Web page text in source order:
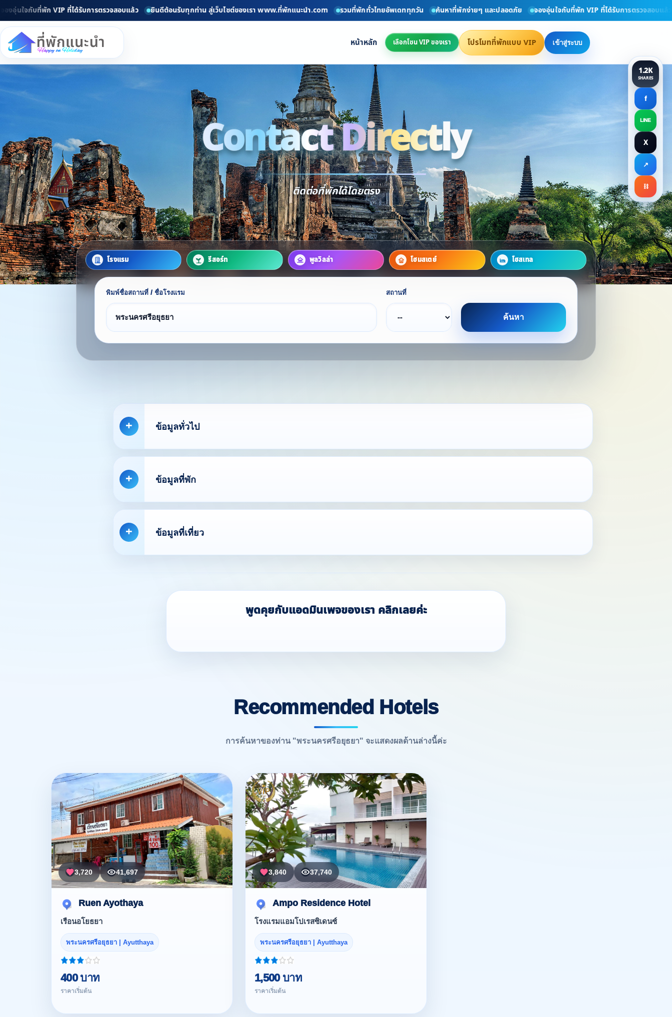
จกับที่พัก VIP ที่ได้รับการตรวจสอบแล้ว ยินดีต้อนรับทุกท่าน สู่เว็บไซต์ของเรา www.ที่พักแนะนำ.com รวมที่พักทั่วไทยอัพเดททุกวัน ค้นหาที่พักง่ายๆ และปลอดภัย จองอุ่นใจกับที่พัก VIP ที่ได้รับการตรวจสอบแล้ว ยิ
หน้าหลัก เลือกโซน VIP ของเรา โปรโมทที่พักแบบ VIP เข้าสู่ระบบ
Contact Directly
Contact Directly
ติดต่อที่พักได้โดยตรง
โรงแรม รีสอร์ท พูลวิลล่า โฮมสเตย์ โฮสเทล
พิมพ์ชื่อสถานที่ / ชื่อโรงแรม สถานที่
ค้นหา
ข้อมูลทั่วไป
ข้อมูลที่พัก
ข้อมูลที่เที่ยว
พูดคุยกับแอดมินเพจของเรา คลิกเลยค่ะ
Recommended Hotels
การค้นหาของท่าน "พระนครศรีอยุธยา" จะแสดงผลด้านล่างนี้ค่ะ
3,720 41,697
Ruen Ayothaya
เรือนอโยธยา
พระนครศรีอยุธยา | Ayutthaya
400 บาท
ราคาเริ่มต้น
3,840 37,740
Ampo Residence Hotel
โรงแรมแอมโปเรสซิเดนซ์
พระนครศรีอยุธยา | Ayutthaya
1,500 บาท
ราคาเริ่มต้น
1.2K
SHARES
f
LINE
X
↗
⛓